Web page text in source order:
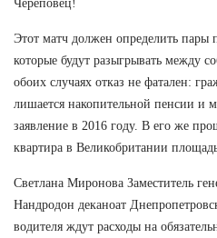
Череповец!
Этот матч должен определить пары
которые будут разыгрывать между
обоих случаях отказ не фатален:
лишается накопительной пенсии и
заявление в 2016 году. В его же
квартира в Великобритании
Светлана Миронова Заместитель
Нандродон деканоат
водителя ждут расходы на